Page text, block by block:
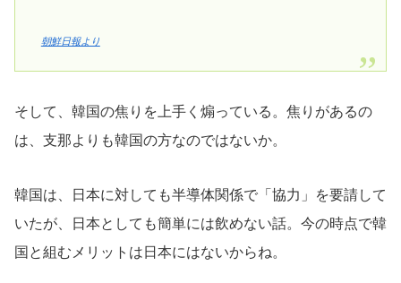
朝鮮日報より
そして、韓国の焦りを上手く煽っている。焦りがあるの
は、支那よりも韓国の方なのではないか。
韓国は、日本に対しても半導体関係で「協力」を要請して
いたが、日本としても簡単には飲めない話。今の時点で韓
国と組むメリットは日本にはないからね。